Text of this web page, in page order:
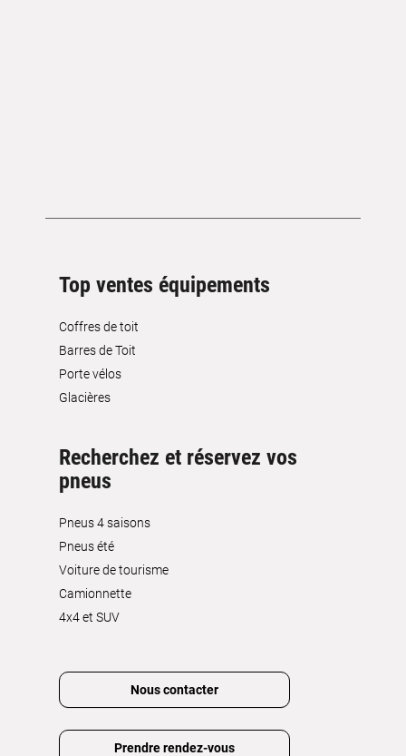
Top ventes équipements
Coffres de toit
Barres de Toit
Porte vélos
Glacières
Recherchez et réservez vos
pneus
Pneus 4 saisons
Pneus été
Voiture de tourisme
Camionnette
4x4 et SUV
Nous contacter
Prendre rendez-vous